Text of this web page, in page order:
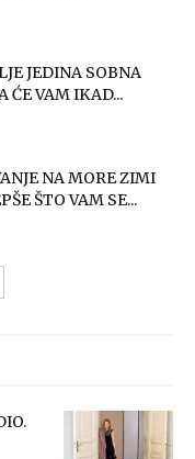
JEDINA SOBNA
ĆE VAM IKAD...
NA MORE ZIMI
ŠTO VAM SE...